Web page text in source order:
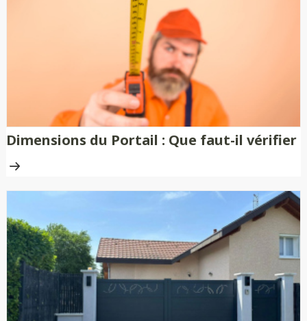
nécessitent aucune peinture ni
traitement anti-rouille.
Dimensions du Portail : Que faut-il vérifier